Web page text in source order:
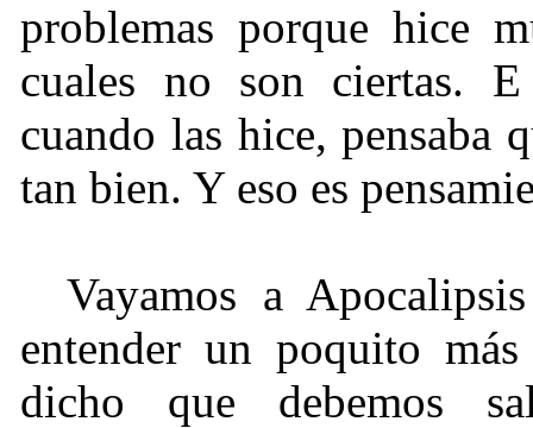
problemas porque hice
cuales no son ciertas.
cuando las hice, pensaba
tan bien. Y eso es
Vayamos a
entender un poquito
dicho que debemos